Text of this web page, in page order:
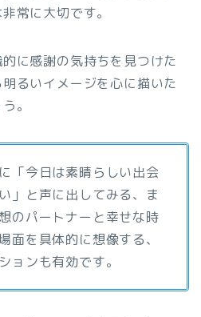
常に大切です。
に感謝の気持ちを見つけた
るいイメージを心に描いた
。
「今日は素晴らしい出会
」と声に出してみる、ま
のパートナーと幸せな時
面を具体的に想像する、
ョンも有効です。